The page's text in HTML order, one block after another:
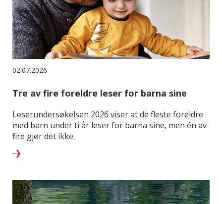
02.07.2026
Tre av fire foreldre leser for barna sine
Leserundersøkelsen 2026 viser at de fleste foreldre
med barn under ti år leser for barna sine, men én av
fire gjør det ikke.